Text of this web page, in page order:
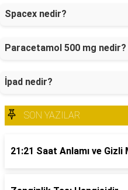
Spacex nedir?
Paracetamol 500 mg nedir?
İpad nedir?
SON YAZILAR
21:21 Saat Anlamı ve Gizli